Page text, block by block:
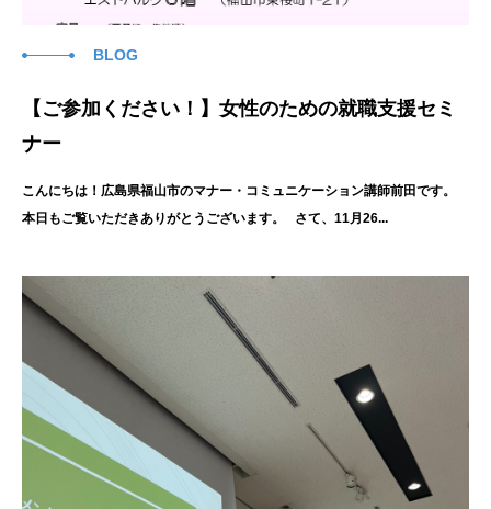
BLOG
【ご参加ください！】女性のための就職支援セミ
ナー
こんにちは！広島県福山市のマナー・コミュニケーション講師前田です。
本日もご覧いただきありがとうございます。 さて、11月26...